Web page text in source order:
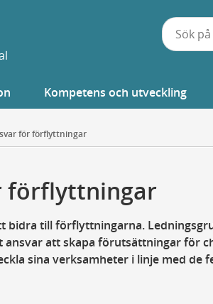
Kompetens och utveckling
för förflyttningar
förflyttningar
bidra till förflyttningarna.
ansvar att skapa förutsättningar för
sina verksamheter i linje med de